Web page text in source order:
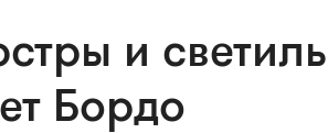
и
Бордо